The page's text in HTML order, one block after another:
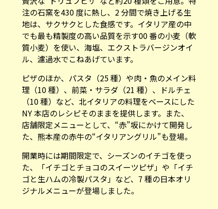
注の石窯を430 度に熱し、2 分間で焼き上げる生
地は、サクサクとした食感です。イタリア産の中
でも最も精製度の高い品質を示す00 番の小麦（軟
質小麦）を使い、海塩、エクストラバージンオイ
ル、濾過水でこねあげています。
ピザのほか、パスタ（25 種）や肉・魚のメイン料
理（10 種）、前菜・サラダ（21 種）、ドルチェ
（10 種）など、北イタリアの料理をベースにした
NY 本店のレシピそのままを提供します。また、
店舗限定メニューとして、“赤”坂にかけて開発し
た、熊本産の赤牛の“イタリアングリル”も登場。
開業時には期間限定で、シーズンのイチゴを使っ
た、「イチゴとチョコのスイーツピザ」や「イチ
ゴと生ハムの冷製パスタ」など、7 種の日本オリ
ジナルメニューが登場しました。